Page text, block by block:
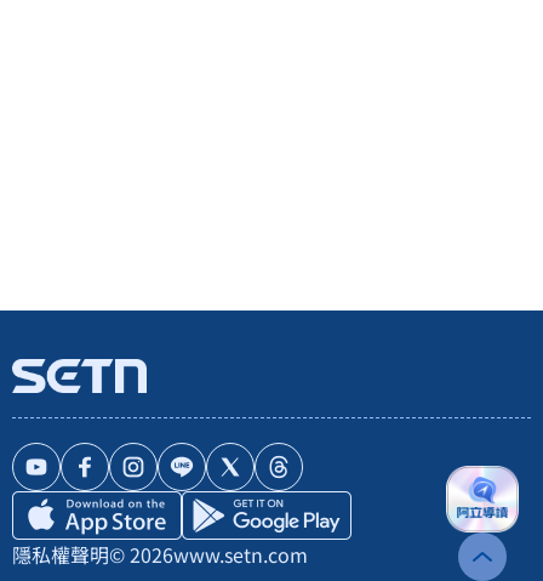
隱私權聲明© 2026www.setn.com